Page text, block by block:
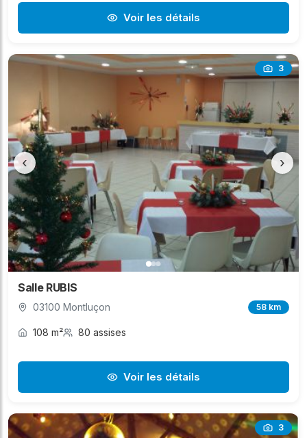
Voir les détails
3
‹ ›
Salle RUBIS
03100 Montluçon 58 km
108 m² 80 assises
Voir les détails
3